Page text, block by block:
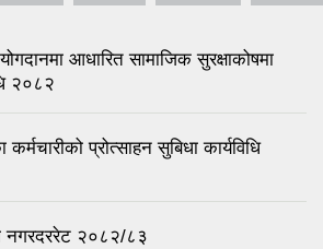
आधारित सामाजिक सुरक्षाकोषमा
२०८२
प्रोत्साहन सुबिधा कार्यविधि
नगरदररेट २०८२/८३